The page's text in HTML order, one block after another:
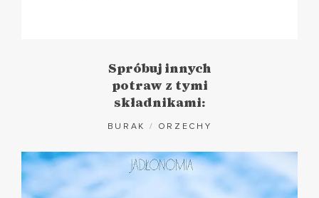
Spróbuj innych
potraw z tymi
składnikami:
BURAK / ORZECHY